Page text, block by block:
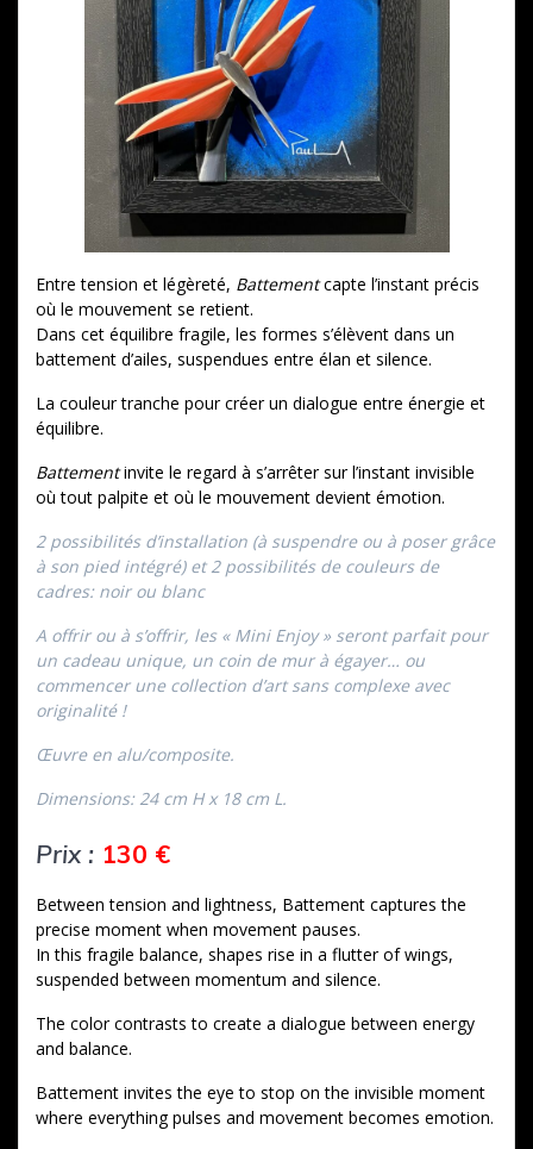
Entre tension et légèreté, Battementcapte l’instant précis
où le mouvement se retient.
Dans cet équilibre fragile, les formes s’élèvent dans un
battement d’ailes, suspendues entre élan et silence.
La couleur tranche pour créer un dialogue entre énergie et
équilibre.
Battementinvite le regard à s’arrêter sur l’instant invisible
où tout palpite et où le mouvement devient émotion.
2 possibilités d’installation (à suspendre ou à poser grâce
à son pied intégré) et 2 possibilités de couleurs de
cadres: noir ou blanc
A offrir ou à s’offrir, les « Mini Enjoy » seront parfait pour
un cadeau unique, un coin de mur à égayer… ou
commencer une collection d’art sans complexe avec
originalité !
Œuvre en alu/composite.
Dimensions: 24 cm H x 18 cm L.
Prix : 130 €
Between tension and lightness, Battement captures the
precise moment when movement pauses.
In this fragile balance, shapes rise in a flutter of wings,
suspended between momentum and silence.
The color contrasts to create a dialogue between energy
and balance.
Battement invites the eye to stop on the invisible moment
where everything pulses and movement becomes emotion.